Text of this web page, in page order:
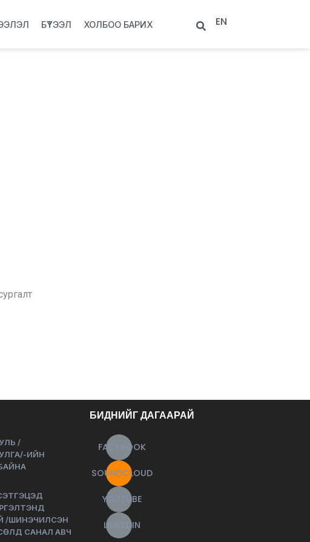
БҮТЭЭЛ ХОЛБОО БАРИХ EN
/
ИЙН
/ШИНЭЧИЛСЭН
САНАЛ АВЧ
БИДНИЙГ ДАГААРАЙ
FACEBOOK
SOUNDCLOUD
YOUTUBE
LINKEDIN